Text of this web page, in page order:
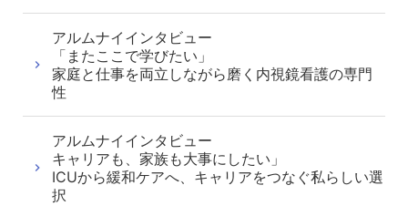
アルムナイインタビュー
「またここで学びたい」
家庭と仕事を両立しながら磨く内視鏡看護の専門
性
アルムナイインタビュー
キャリアも、家族も大事にしたい」
ICUから緩和ケアへ、キャリアをつなぐ私らしい選
択